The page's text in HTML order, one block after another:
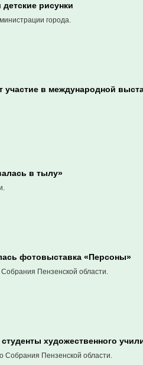
рисунки
города.
участие в международной
в тылу»
фотовыставка «Персоны»
Пензенской области.
художественного
Собрания Пензенской области.